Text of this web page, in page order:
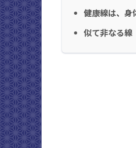
健康線は、身
似て非なる線